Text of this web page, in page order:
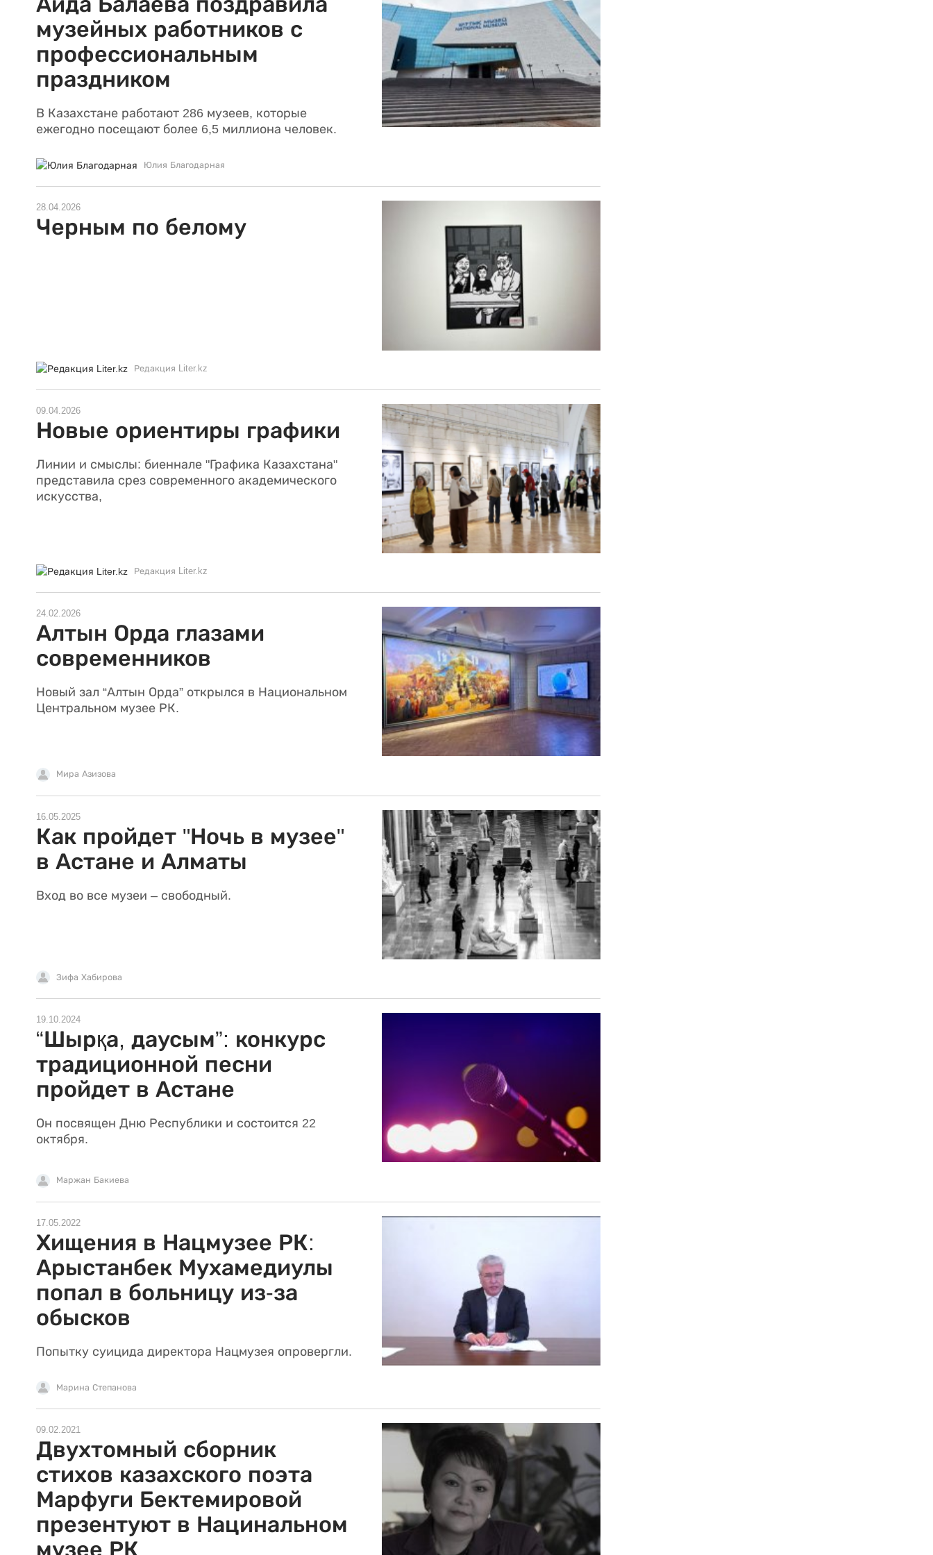
музейных работников с
профессиональным
праздником
В Казахстане работают 286 музеев, которые
ежегодно посещают более 6,5 миллиона человек.
Юлия Благодарная
28.04.2026
Черным по белому
Редакция Liter.kz
09.04.2026
Новые ориентиры графики
Линии и смыслы: биеннале "Графика Казахстана"
представила срез современного академического
искусства,
Редакция Liter.kz
24.02.2026
Алтын Орда глазами
современников
Новый зал “Алтын Орда” открылся в Национальном
Центральном музее РК.
Мира Азизова
16.05.2025
Как пройдет "Ночь в музее"
в Астане и Алматы
Вход во все музеи – свободный.
Зифа Хабирова
19.10.2024
“Шырқа, даусым”: конкурс
традиционной песни
пройдет в Астане
Он посвящен Дню Республики и состоится 22
октября.
Маржан Бакиева
17.05.2022
Хищения в Нацмузее РК:
Арыстанбек Мухамедиулы
попал в больницу из-за
обысков
Попытку суицида директора Нацмузея опровергли.
Марина Степанова
09.02.2021
Двухтомный сборник
стихов казахского поэта
Марфуги Бектемировой
презентуют в Нацинальном
музее РК